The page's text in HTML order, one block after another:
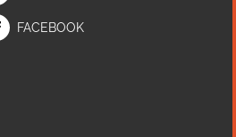
FACEBOOK